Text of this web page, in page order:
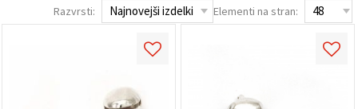
uporabniško
izkušnjo ter
Razvrsti: Elementi na stran: